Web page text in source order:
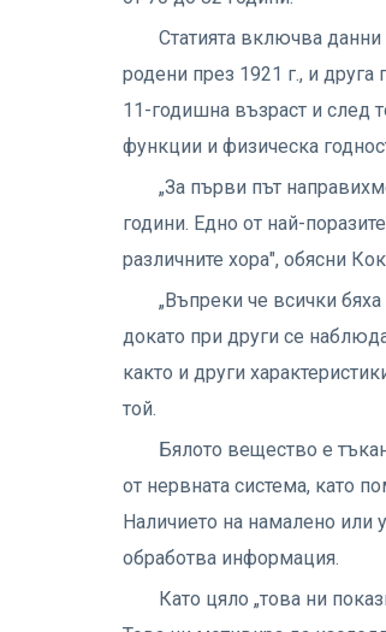
Статията включва
родени през 1921 г., и друга
11-годишна възраст и след
функции и физическа
„За първи път
години. Едно от най-
различните хора", обясни
„Въпреки че всички
докато при други се
както и други
той.
Бялото вещество е
от нервната система, като
Наличието на намалено
обработва информация.
Като цяло „това ни